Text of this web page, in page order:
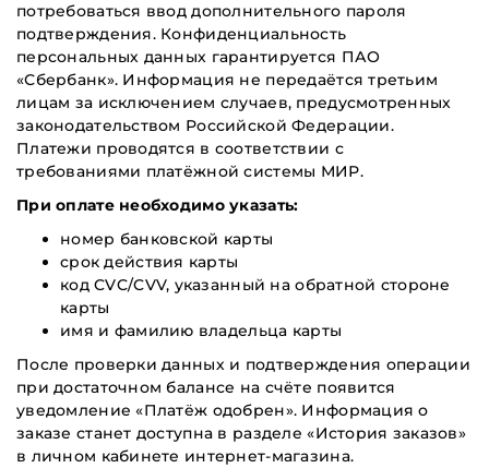
потребоваться ввод дополнительного пароля
подтверждения. Конфиденциальность
персональных данных гарантируется ПАО
«Сбербанк». Информация не передаётся третьим
лицам за исключением случаев, предусмотренных
законодательством Российской Федерации.
Платежи проводятся в соответствии с
требованиями платёжной системы МИР.
При оплате необходимо указать:
номер банковской карты
срок действия карты
код CVC/CVV, указанный на обратной стороне
карты
имя и фамилию владельца карты
После проверки данных и подтверждения операции
при достаточном балансе на счёте появится
уведомление «Платёж одобрен». Информация о
заказе станет доступна в разделе «История заказов»
в личном кабинете интернет-магазина.